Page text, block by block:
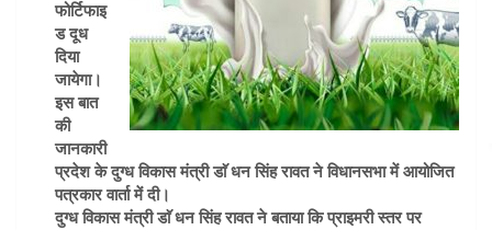
फोर्टिफाइ
ड दूध
दिया
जायेगा।
इस बात
की
जानकारी
प्रदेश के दुग्ध विकास मंत्री डाॅ धन सिंह रावत ने विधानसभा में आयोजित
पत्रकार वार्ता में दी।
दुग्ध विकास मंत्री डाॅ धन सिंह रावत ने बताया कि प्राइमरी स्तर पर